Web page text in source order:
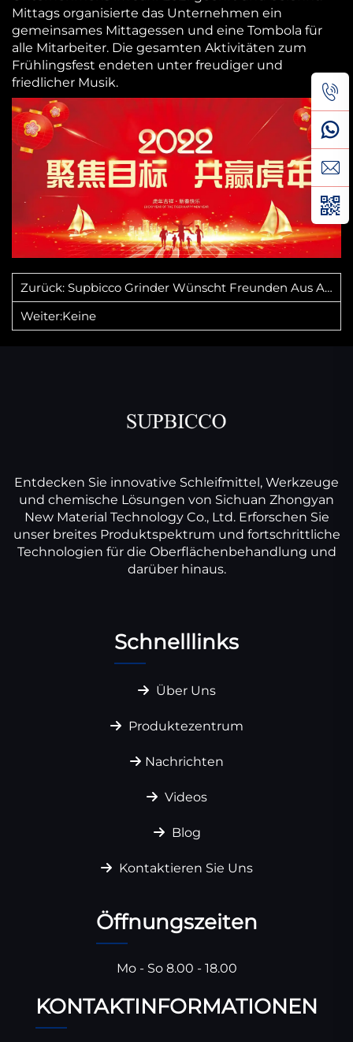
Mittags organisierte das Unternehmen ein
gemeinsames Mittagessen und eine Tombola für
alle Mitarbeiter. Die gesamten Aktivitäten zum
Frühlingsfest endeten unter freudiger und
friedlicher Musik.
Zurück: Supbicco Grinder Wünscht Freunden Aus Allen Bevölkerungsschichten Ein Frohes Mittsommerfest
Weiter:Keine
Entdecken Sie innovative Schleifmittel, Werkzeuge
und chemische Lösungen von Sichuan Zhongyan
New Material Technology Co., Ltd. Erforschen Sie
unser breites Produktspektrum und fortschrittliche
Technologien für die Oberflächenbehandlung und
darüber hinaus.
Schnelllinks
Über Uns
Produktezentrum
Nachrichten
Videos
Blog
Kontaktieren Sie Uns
Öffnungszeiten
Mo - So 8.00 - 18.00
KONTAKTINFORMATIONEN